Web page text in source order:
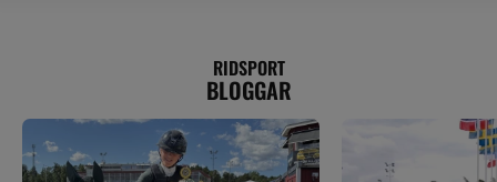
RIDSPORT
BLOGGAR